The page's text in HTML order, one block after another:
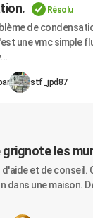
Résolu
de
une vmc simple
stf_jpd87
les
et de conseil.
dans une maison.